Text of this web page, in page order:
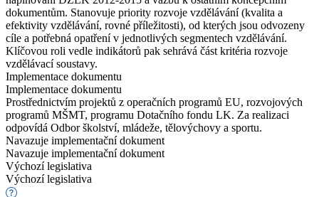
dokumentům. Stanovuje priority rozvoje vzdělávání (kvalita a
efektivity vzdělávání, rovné příležitosti), od kterých jsou odvozeny
cíle a potřebná opatření v jednotlivých segmentech vzdělávání.
Klíčovou roli vedle indikátorů pak sehrává část kritéria rozvoje
vzdělávací soustavy.
Implementace dokumentu
Implementace dokumentu
Prostřednictvím projektů z operačních programů EU, rozvojových
programů MŠMT, programu Dotačního fondu LK. Za realizaci
odpovídá Odbor školství, mládeže, tělovýchovy a sportu.
Navazuje implementační dokument
Navazuje implementační dokument
Výchozí legislativa
Výchozí legislativa